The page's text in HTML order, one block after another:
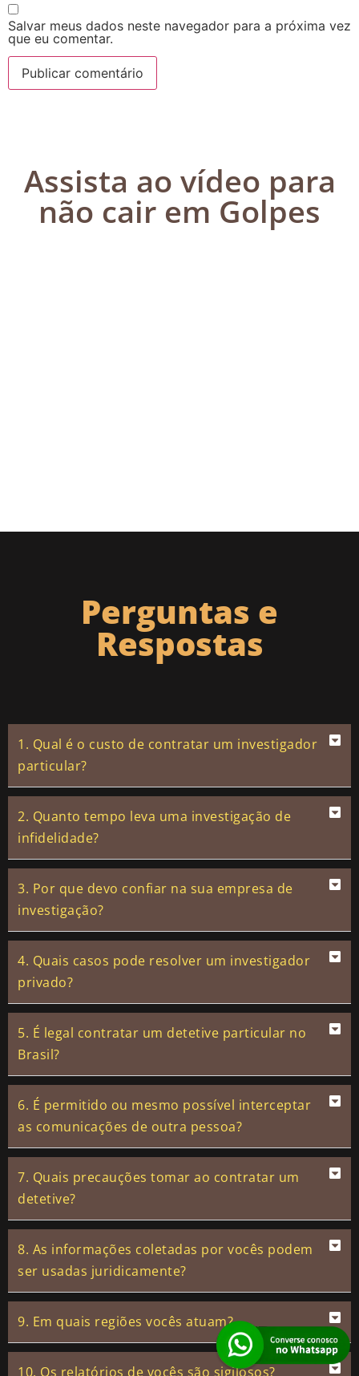
Salvar meus dados neste navegador para a próxima vez
que eu comentar.
Assista ao vídeo para
não cair em Golpes
Perguntas e
Respostas
1. Qual é o custo de contratar um investigador
particular?
2. Quanto tempo leva uma investigação de
infidelidade?
3. Por que devo confiar na sua empresa de
investigação?
4. Quais casos pode resolver um investigador
privado?
5. É legal contratar um detetive particular no
Brasil?
6. É permitido ou mesmo possível interceptar
as comunicações de outra pessoa?
7. Quais precauções tomar ao contratar um
detetive?
8. As informações coletadas por vocês podem
ser usadas juridicamente?
9. Em quais regiões vocês atuam?
10. Os relatórios de vocês são sigilosos?